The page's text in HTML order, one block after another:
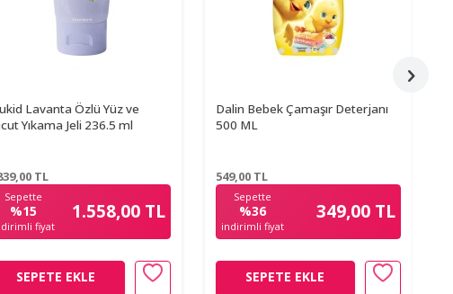
Lavanta Özlü Yüz ve
Yıkama Jeli 236.5 ml
TL
Sepette
%15
fiyat
1.558,00 TL
SEPETE EKLE
Dalin Bebek Çamaşır Deterjanı
500 ML
549,00 TL
Sepette
%36
indirimli fiyat
349,00 TL
SEPETE EKLE